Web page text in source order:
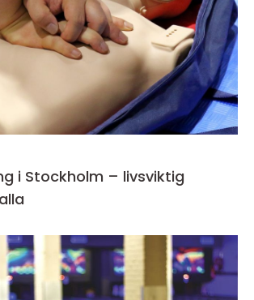
i Stockholm – livsviktig